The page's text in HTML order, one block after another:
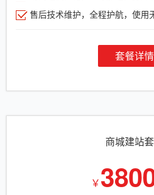
售后技术维护，全程护航，使用
套餐详情
商城建站
￥